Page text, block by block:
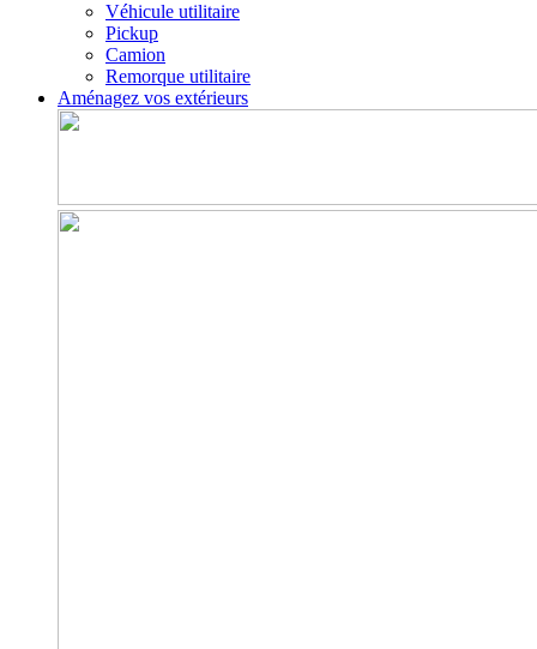
Véhicule utilitaire
Pickup
Camion
Remorque utilitaire
Aménagez vos extérieurs